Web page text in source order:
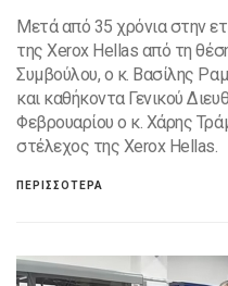
Μετά από 35 χρόνια στην
της Xerox Hellas από τη
Συμβούλου, ο κ. Βασίλης
και καθήκοντα Γενικού
Φεβρουαρίου ο κ. Χάρης
στέλεχος της Xerox Hellas.
ΠΕΡΙΣΣΟΤΕΡΑ